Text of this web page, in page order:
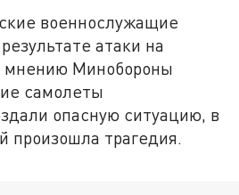
военнослужащие
атаки на
мнению Минобороны
самолеты
опасную ситуацию, в
произошла трагедия.